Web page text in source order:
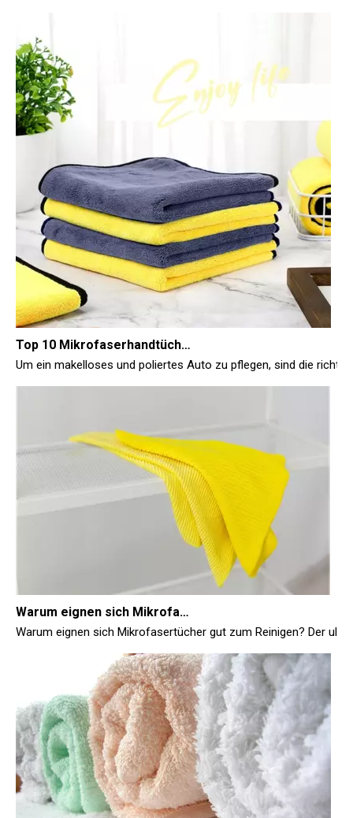
Top 10 Mikrofaserhandtücher fürs Auto 2025
Um ein makelloses und poliertes Auto zu pflegen, sind die
Warum eignen sich Mikrofasertücher gut zum Reinigen? Der